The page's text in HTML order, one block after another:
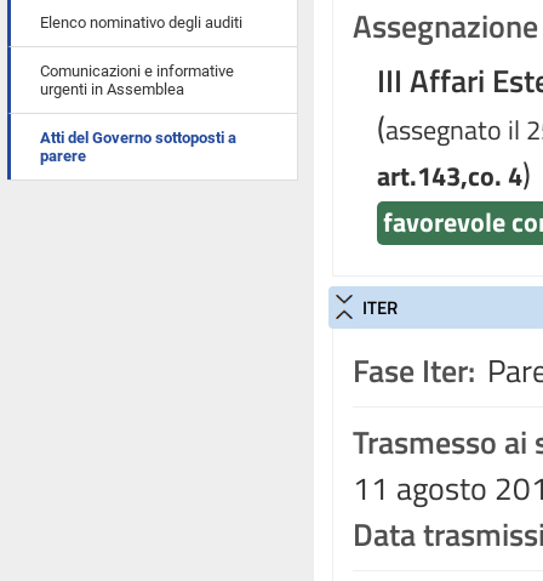
Elenco nominativo degli auditi
Comunicazioni e informative
urgenti in Assemblea
Atti del Governo sottoposti a
parere
III Affari
(assegnato il
art.143,co. 4)
favorevole
ITER
Fase Iter:
Trasmesso ai
11 agosto
Data